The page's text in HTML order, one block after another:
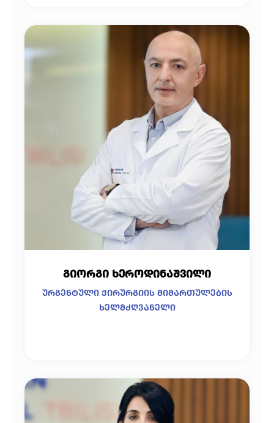
გიორგი ხეროდინაშვილი
ურგენტული ქირურგიის მიმართულების
ხელმძღვანელი